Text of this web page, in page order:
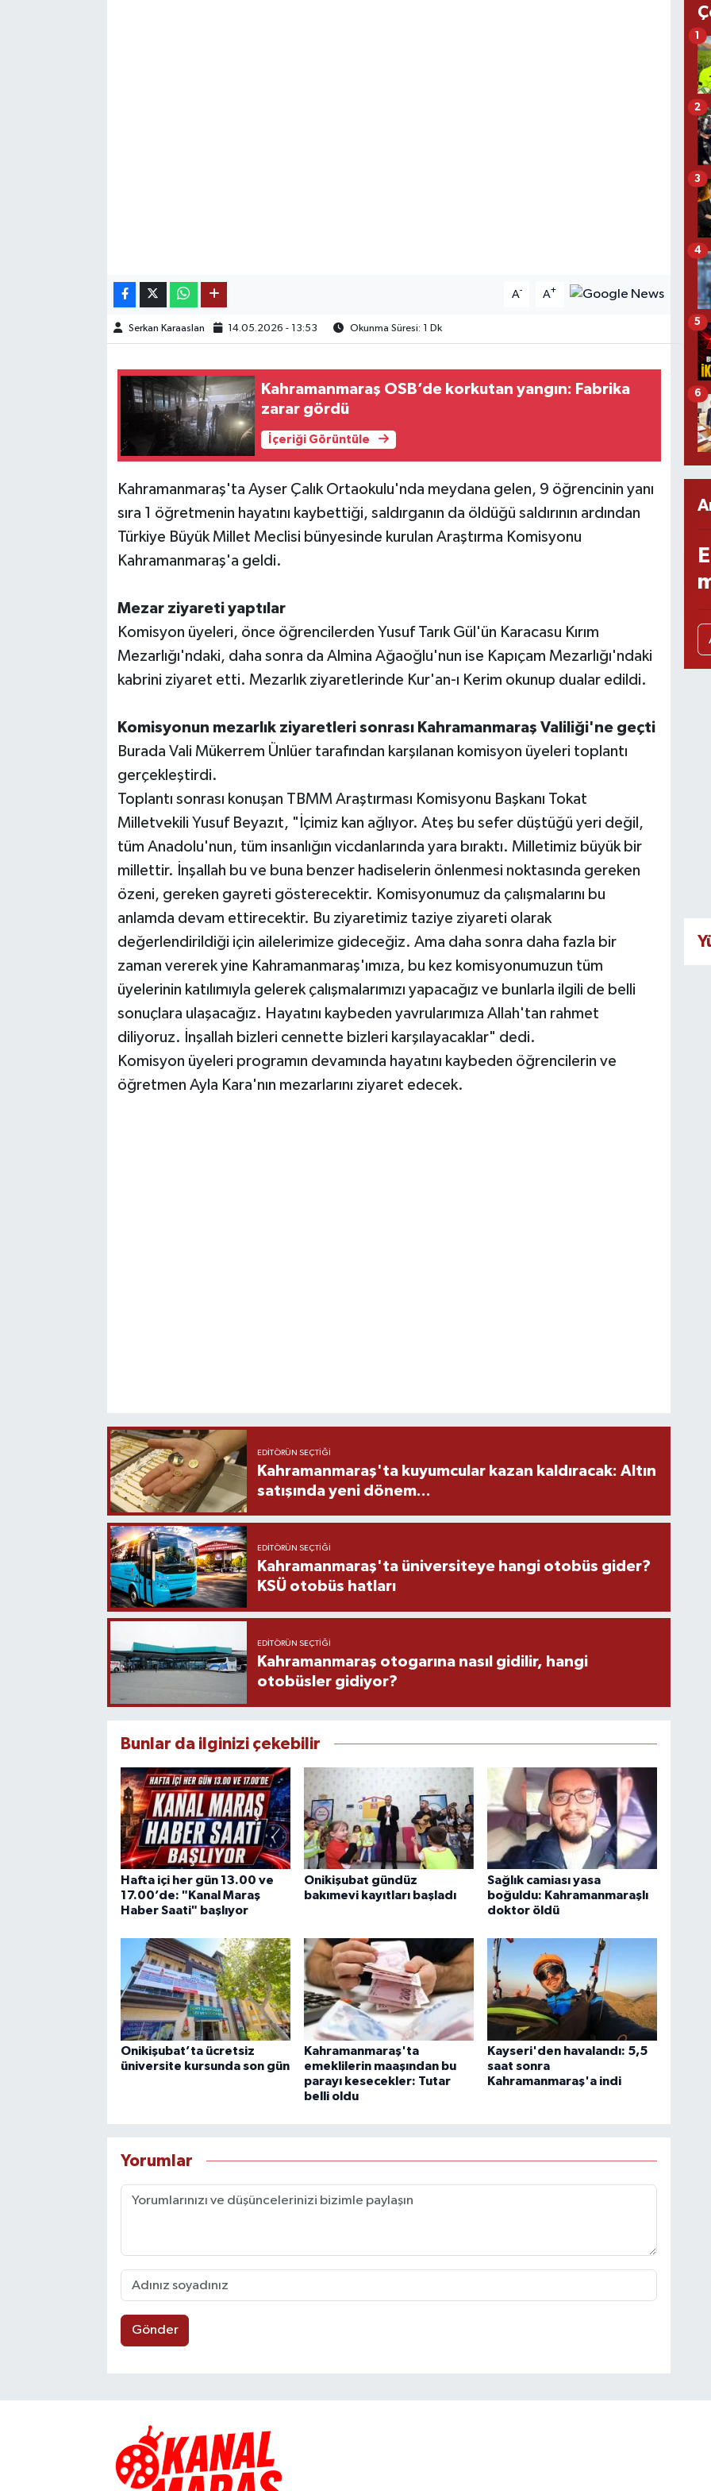
A- A+
Serkan Karaaslan 14.05.2026 - 13:53 Okunma Süresi: 1 Dk
Kahramanmaraş OSB’de korkutan yangın: Fabrika
zarar gördü
İçeriği Görüntüle
Kahramanmaraş'ta Ayser Çalık Ortaokulu'nda meydana gelen, 9 öğrencinin yanı
sıra 1 öğretmenin hayatını kaybettiği, saldırganın da öldüğü saldırının ardından
Türkiye Büyük Millet Meclisi bünyesinde kurulan Araştırma Komisyonu
Kahramanmaraş'a geldi.
Mezar ziyareti yaptılar
Komisyon üyeleri, önce öğrencilerden Yusuf Tarık Gül'ün Karacasu Kırım
Mezarlığı'ndaki, daha sonra da Almina Ağaoğlu'nun ise Kapıçam Mezarlığı'ndaki
kabrini ziyaret etti. Mezarlık ziyaretlerinde Kur'an-ı Kerim okunup dualar edildi.
Komisyonun mezarlık ziyaretleri sonrası Kahramanmaraş Valiliği'ne geçti
Burada Vali Mükerrem Ünlüer tarafından karşılanan komisyon üyeleri toplantı
gerçekleştirdi.
Toplantı sonrası konuşan TBMM Araştırması Komisyonu Başkanı Tokat
Milletvekili Yusuf Beyazıt, "İçimiz kan ağlıyor. Ateş bu sefer düştüğü yeri değil,
tüm Anadolu'nun, tüm insanlığın vicdanlarında yara bıraktı. Milletimiz büyük bir
millettir. İnşallah bu ve buna benzer hadiselerin önlenmesi noktasında gereken
özeni, gereken gayreti gösterecektir. Komisyonumuz da çalışmalarını bu
anlamda devam ettirecektir. Bu ziyaretimiz taziye ziyareti olarak
değerlendirildiği için ailelerimize gideceğiz. Ama daha sonra daha fazla bir
zaman vererek yine Kahramanmaraş'ımıza, bu kez komisyonumuzun tüm
üyelerinin katılımıyla gelerek çalışmalarımızı yapacağız ve bunlarla ilgili de belli
sonuçlara ulaşacağız. Hayatını kaybeden yavrularımıza Allah'tan rahmet
diliyoruz. İnşallah bizleri cennette bizleri karşılayacaklar" dedi.
Komisyon üyeleri programın devamında hayatını kaybeden öğrencilerin ve
öğretmen Ayla Kara'nın mezarlarını ziyaret edecek.
EDITÖRÜN SEÇTIĞI
Kahramanmaraş'ta kuyumcular kazan kaldıracak: Altın
satışında yeni dönem...
EDITÖRÜN SEÇTIĞI
Kahramanmaraş'ta üniversiteye hangi otobüs gider?
KSÜ otobüs hatları
EDITÖRÜN SEÇTIĞI
Kahramanmaraş otogarına nasıl gidilir, hangi
otobüsler gidiyor?
Bunlar da ilginizi çekebilir
Hafta içi her gün 13.00 ve
17.00’de: "Kanal Maraş
Haber Saati" başlıyor
Onikişubat gündüz
bakımevi kayıtları başladı
Sağlık camiası yasa
boğuldu: Kahramanmaraşlı
doktor öldü
Onikişubat’ta ücretsiz
üniversite kursunda son gün
Kahramanmaraş'ta
emeklilerin maaşından bu
parayı kesecekler: Tutar
belli oldu
Kayseri'den havalandı: 5,5
saat sonra
Kahramanmaraş'a indi
Yorumlar
Gönder
1
2
3
4
5
6